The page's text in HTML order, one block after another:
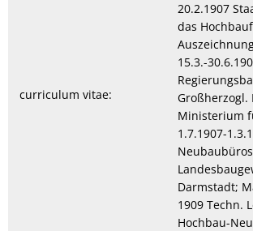
curriculum vitae:
20.2.1907
das
15.3.-
Großherzogl.
Ministerium
1.7.1907-
Darmstadt;
1909 Techn.
Hochbau-